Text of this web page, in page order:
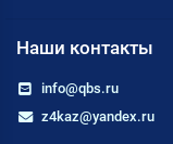
Наши контакты
info@qbs.ru
z4kaz@yandex.ru